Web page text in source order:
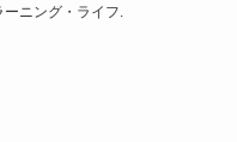
ニング・ライフ.